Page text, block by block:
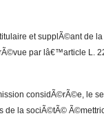
et supplÃ©ant de
par lâ€™article L.
considÃ©rÃ©e, le
de la sociÃ©tÃ©